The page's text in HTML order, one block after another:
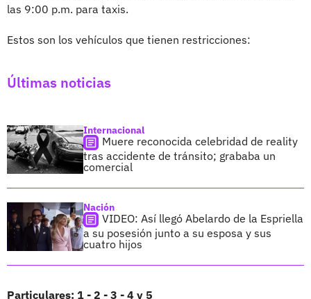
las 9:00 p.m. para taxis.
Estos son los vehículos que tienen restricciones:
Últimas noticias
Internacional
Muere reconocida celebridad de reality
tras accidente de tránsito; grababa un
comercial
Nación
VIDEO: Así llegó Abelardo de la Espriella
a su posesión junto a su esposa y sus
cuatro hijos
Particulares: 1 - 2 - 3 - 4 y 5